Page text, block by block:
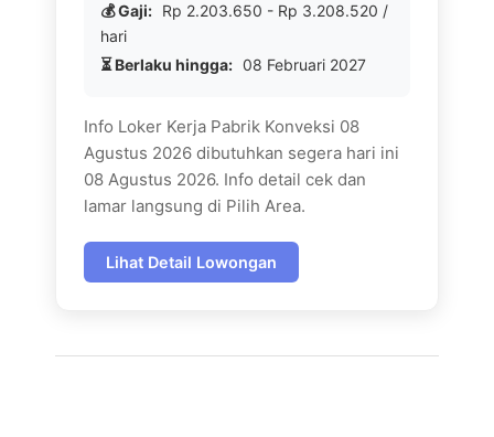
💰 Gaji: Rp 2.203.650 - Rp 3.208.520 /
hari
⏳ Berlaku hingga: 08 Februari 2027
Info Loker Kerja Pabrik Konveksi 08
Agustus 2026 dibutuhkan segera hari ini
08 Agustus 2026. Info detail cek dan
lamar langsung di Pilih Area.
Lihat Detail Lowongan